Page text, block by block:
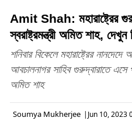
Amit Shah: মহারাষ্ট্রের
স্বরাষ্ট্রমন্ত্রী অমিত শাহ, দেখুন
শনিবার বিকেলে মহারাষ্ট্রের
আবচালনাগর সাহিব গুরুদ্বারাতে এসে
অমিত শাহ
Soumya Mukherjee | Jun 10, 2023